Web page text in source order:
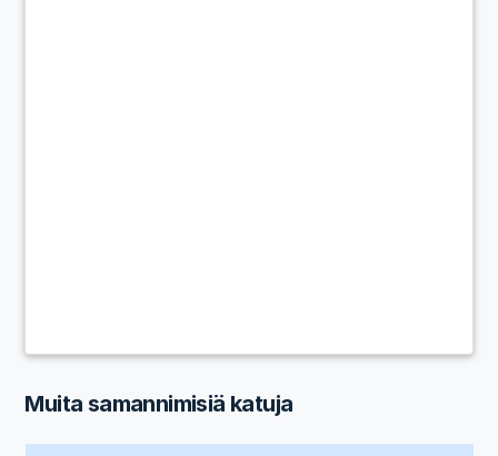
Muita samannimisiä katuja